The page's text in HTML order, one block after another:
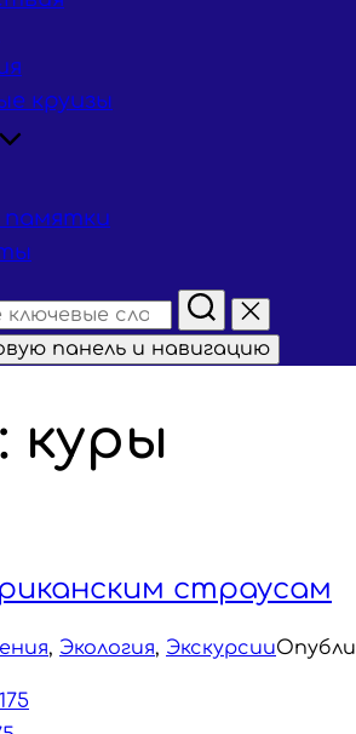
круизы
памятки
панель и навигацию
куры
страусам
, Экология, Экскурсии